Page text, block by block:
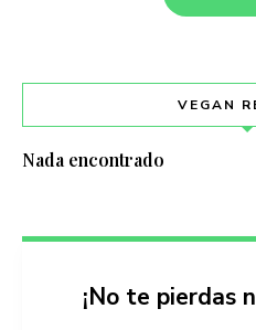
VEGAN
Nada encontrado
¡No te pierdas